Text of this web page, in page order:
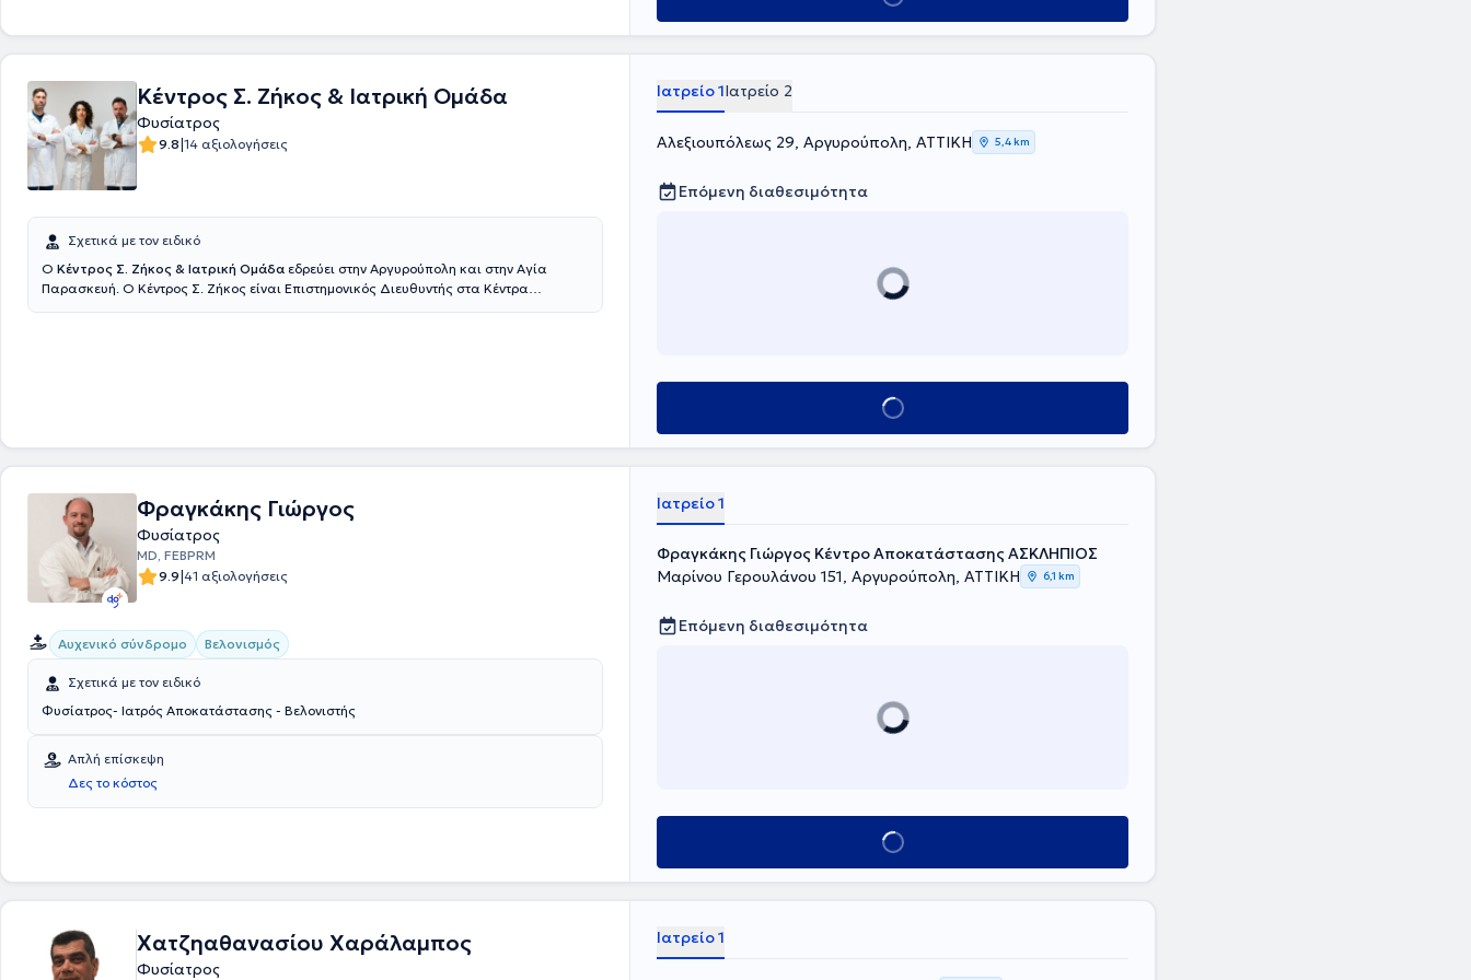
Κέντρος Σ. Ζήκος & Ιατρική Ομάδα
Φυσίατρος
9.8|14 αξιολογήσεις
Σχετικά με τον ειδικό
Ο Κέντρος Σ. Ζήκος & Ιατρική Ομάδα εδρεύει στην Αργυρούπολη και στην Αγία
Παρασκευή. Ο Κέντρος Σ. Ζήκος είναι Επιστημονικός Διευθυντής στα Κέντρα
ανθρωπιά πλαισιώνουν τους ασθενείς και παρέχουν υπηρεσίες βάσει θεραπευτικών
πρωτοκόλλων σε συνεργασία πάντοτε με τον θεράποντα ιατρό.
Ιατρείο 1Ιατρείο 2
Αλεξιουπόλεως 29, Αργυρούπολη, ΑΤΤΙΚΗ 5,4 km
Επόμενη διαθεσιμότητα
Κλείσε ραντεβού
Φραγκάκης Γιώργος
Φυσίατρος
MD, FEBPRM
9.9|41 αξιολογήσεις
Αυχενικό σύνδρομο Βελονισμός
Σχετικά με τον ειδικό
Φυσίατρος- Ιατρός Αποκατάστασης - Βελονιστής
Απλή επίσκεψη
Δες το κόστος
Ιατρείο 1
Φραγκάκης Γιώργος Κέντρο Αποκατάστασης ΑΣΚΛΗΠΙΟΣ
Μαρίνου Γερουλάνου 151, Αργυρούπολη, ΑΤΤΙΚΗ
6,1 km
Επόμενη διαθεσιμότητα
Κλείσε ραντεβού
Χατζηαθανασίου Χαράλαμπος
Φυσίατρος
Ιατρείο 1